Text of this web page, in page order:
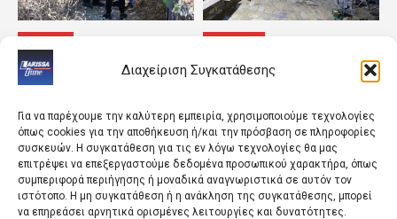
Διαχείριση Συγκατάθεσης
Για να παρέχουμε την καλύτερη εμπειρία, χρησιμοποιούμε τεχνολογίες
όπως cookies για την αποθήκευση ή/και την πρόσβαση σε πληροφορίες
συσκευών. Η συγκατάθεση για τις εν λόγω τεχνολογίες θα μας
επιτρέψει να επεξεργαστούμε δεδομένα προσωπικού χαρακτήρα, όπως
συμπεριφορά περιήγησης ή μοναδικά αναγνωριστικά σε αυτόν τον
ιστότοπο. Η μη συγκατάθεση ή η ανάκληση της συγκατάθεσης, μπορεί
να επηρεάσει αρνητικά ορισμένες λειτουργίες και δυνατότητες.
ΚΟΣΜΟΣ
Θρίλερ στον Λυκαβηττό:
Σε 57χρονη που είχε
Κυψέλη ανήκει η σορός
ΘΕΣΣΑΛΙΑ
Με τη στήριξη της
Περιφέρειας οι